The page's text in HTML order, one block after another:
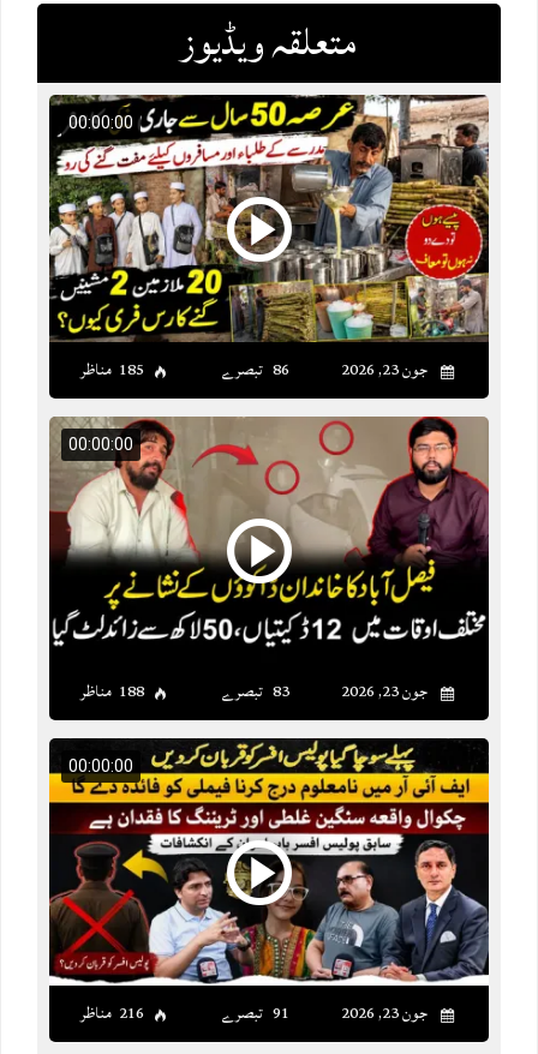
متعلقہ ویڈیوز
00:00:00
جون 23, 2026 86 تبصرے 185 مناظر
00:00:00
جون 23, 2026 83 تبصرے 188 مناظر
00:00:00
جون 23, 2026 91 تبصرے 216 مناظر